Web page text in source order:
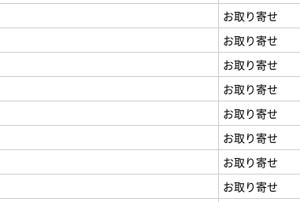
お取り寄せ
お取り寄せ
お取り寄せ
お取り寄せ
お取り寄せ
お取り寄せ
お取り寄せ
お取り寄せ